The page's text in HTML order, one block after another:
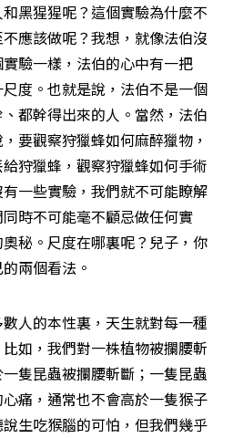
黑猩猩呢？這個實驗為什麼不
應該做呢？我想，就像法伯沒
驗一樣，法伯的心中有一把
度。也就是說，法伯不是一個
都幹得出來的人。當然，法伯
要觀察狩獵蜂如何麻醉獵物，
狩獵蜂，觀察狩獵蜂如何手術
一些實驗，我們就不可能瞭解
時不可能毫不顧忌做任何實
秘。尺度在哪裏呢？兒子，你
兩個看法。
人的本性裏，天生就對每一種
如，我們對一株植物被攔腰斬
隻昆蟲被攔腰斬斷；一隻昆蟲
痛，通常也不會高於一隻猴子
生吃猴腦的可怕，但我們幾乎